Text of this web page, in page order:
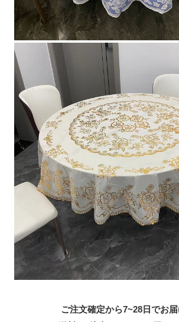
ご注文確定から7~28日でお